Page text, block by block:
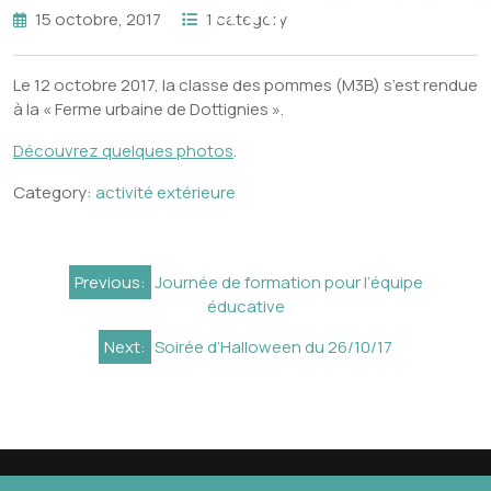
15 octobre, 2017 1 category
Le 12 octobre 2017, la classe des pommes (M3B) s’est rendue
à la « Ferme urbaine de Dottignies ».
Découvrez quelques photos.
Category: activité extérieure
NavigationPrevious: Journée de formation pour l’équipe
éducative
Next: Soirée d’Halloween du 26/10/17